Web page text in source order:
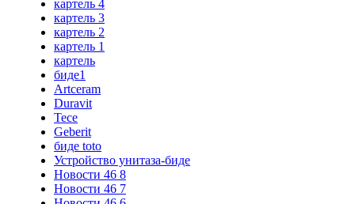
картель 4
картель 3
картель 2
картель 1
картель
биде1
Artceram
Duravit
Tece
Geberit
биде toto
Устройство унитаза-биде
Новости 46 8
Новости 46 7